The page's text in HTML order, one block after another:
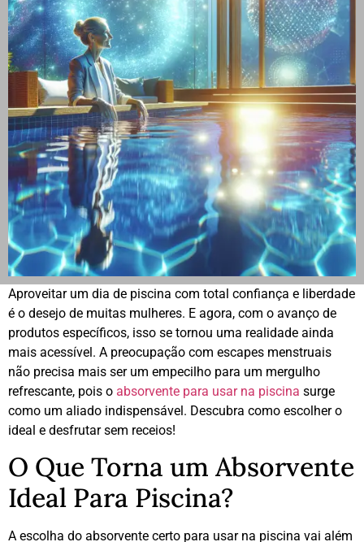
Aproveitar um dia de piscina com total confiança e liberdade
é o desejo de muitas mulheres. E agora, com o avanço de
produtos específicos, isso se tornou uma realidade ainda
mais acessível. A preocupação com escapes menstruais
não precisa mais ser um empecilho para um mergulho
refrescante, pois o absorvente para usar na piscina surge
como um aliado indispensável. Descubra como escolher o
ideal e desfrutar sem receios!
O Que Torna um Absorvente
Ideal Para Piscina?
A escolha do absorvente certo para usar na piscina vai além